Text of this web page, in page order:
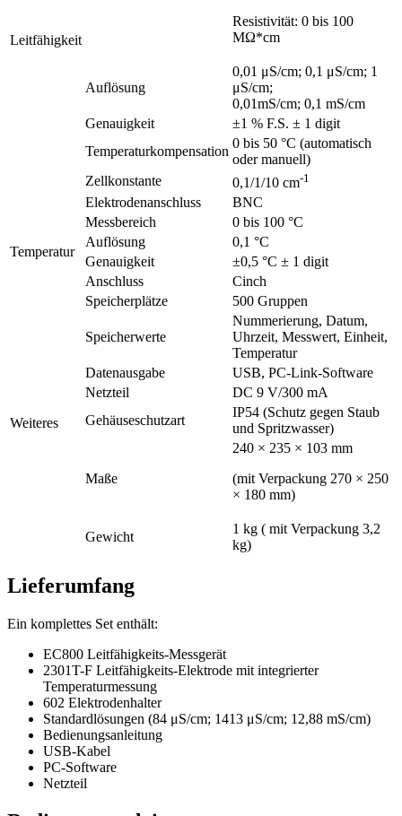
Leitfähigkeit
Resistivität: 0 bis 100
MΩ*cm
Auflösung
0,01 μS/cm; 0,1 μS/cm; 1
μS/cm;
0,01mS/cm; 0,1 mS/cm
Genauigkeit
±1 % F.S. ± 1 digit
Temperaturkompensation
0 bis 50 °C (automatisch
oder manuell)
Zellkonstante
0,1/1/10 cm-1
Elektrodenanschluss BNC
Temperatur
Messbereich
0 bis 100 °C
Auflösung
0,1 °C
Genauigkeit
±0,5 °C ± 1 digit
Anschluss
Cinch
Weiteres
Speicherplätze 500 Gruppen
Speicherwerte
Nummerierung, Datum,
Uhrzeit, Messwert, Einheit,
Temperatur
Datenausgabe
USB, PC-Link-Software
Netzteil
DC 9 V/300 mA
Gehäuseschutzart
IP54 (Schutz gegen Staub
und Spritzwasser)
Maße
240 × 235 × 103 mm
(mit Verpackung 270 × 250
× 180 mm)
Gewicht
1 kg ( mit Verpackung 3,2
kg)
Lieferumfang
Ein komplettes Set enthält:
EC800 Leitfähigkeits-Messgerät
2301T-F Leitfähigkeits-Elektrode mit integrierter
Temperaturmessung
602 Elektrodenhalter
Standardlösungen (84 μS/cm; 1413 μS/cm; 12,88 mS/cm)
Bedienungsanleitung
USB-Kabel
PC-Software
Netzteil